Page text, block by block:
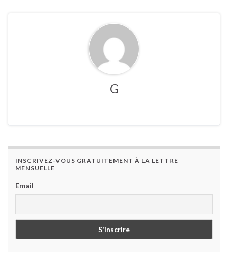
G
INSCRIVEZ-VOUS GRATUITEMENT À LA LETTRE
MENSUELLE
Email